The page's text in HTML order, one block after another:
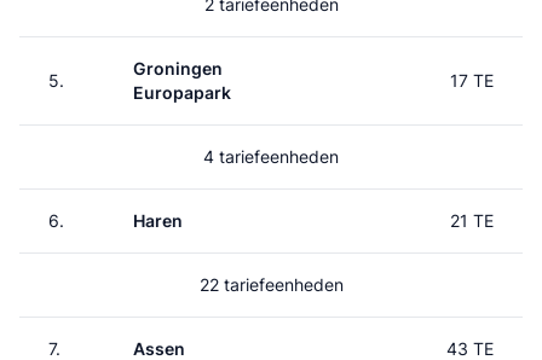
2 tariefeenheden
5.
Groningen
Europapark
17 TE
4 tariefeenheden
6. Haren 21 TE
22 tariefeenheden
7. Assen 43 TE